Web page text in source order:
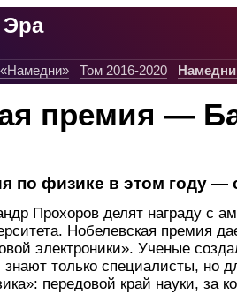
Том 2016-2020 Намедни
премия —
по физике в этом году —
Прохоров делят награду с
Нобелевская премия
электроники». Ученые
только специалисты, но
передовой край науки, за